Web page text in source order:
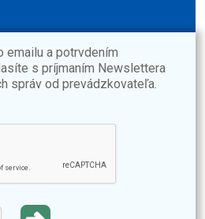
emailu a potrvdením
s príjmaním Newslettera
správ od prevádzkovateľa.